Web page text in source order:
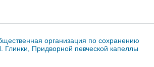
организация по сохранению
Придворной певческой капеллы